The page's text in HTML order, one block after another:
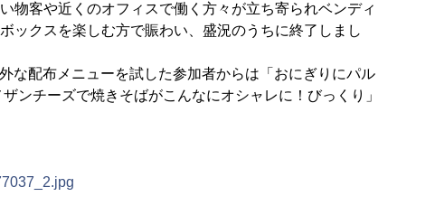
客や近くのオフィスで働く方々が立ち寄られベンディ
ックスを楽しむ方で賑わい、盛況のうちに終了しまし
な配布メニューを試した参加者からは「おにぎりにパル
ンチーズで焼きそばがこんなにオシャレに！びっくり」